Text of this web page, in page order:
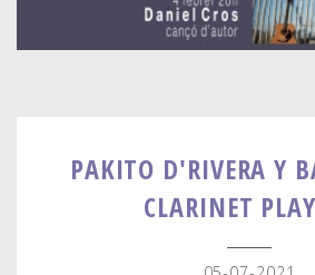
PAKITO D'RIVERA Y
CLARINET